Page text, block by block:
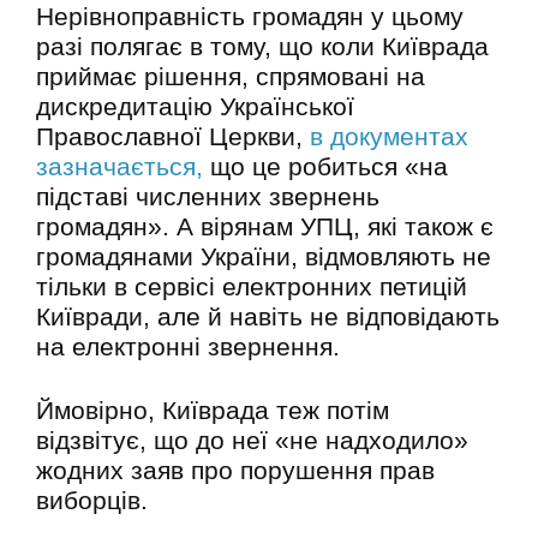
Нерівноправність громадян у цьому
разі полягає в тому, що коли Київрада
приймає рішення, спрямовані на
дискредитацію Української
Православної Церкви, в документах
зазначається, що це робиться «на
підставі численних звернень
громадян». А вірянам УПЦ, які також є
громадянами України, відмовляють не
тільки в сервісі електронних петицій
Київради, але й навіть не відповідають
на електронні звернення.
Ймовірно, Київрада теж потім
відзвітує, що до неї «не надходило»
жодних заяв про порушення прав
виборців.